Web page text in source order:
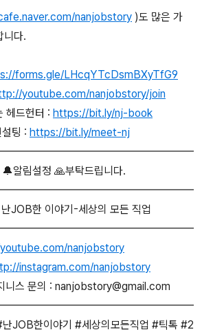
nanjobstory )도 많은 가
니다.
forms.gle/LHcqYTcDsmBXyTfG9
youtube.com/nanjobstory/join
헤드헌터 : https://bit.ly/nj-book
팅 : https://bit.ly/meet-nj
알림설정 🙏부탁드립니다.
JOB한 이야기-세상의 모든 직업
nanjobstory
instagram.com/nanjobstory
니스 문의 : nanjobstory@gmail.com
JOB한이야기 #세상의모든직업 #틱톡 #2